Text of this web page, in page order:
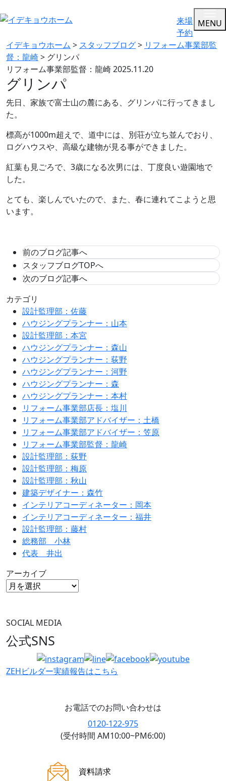
来場
予約
MENU
イデキョウホーム > スタッフブログ> リフォーム事業部監
督：龍崎> グリンパ
リフォーム事業部監督：龍崎2025.11.20
グリンパ
先日、家族で富士山の麓にある、グリンパに行ってきまし
た。
標高が1000m超えで、道中には、別荘が立ち並んでおり、
ログハウスや、高級な建物が見る事ができました。
紅葉も見ごろで、3歳になる次男には、丁度良い遊園地で
した。
とても、楽しんでいたので、また、春に連れてこようと思
います。
前のブログ記事へ
スタッフブログTOPへ
次のブログ記事へ
カテゴリ
設計監理部：佐藤
ハウジングプランナー：山本
設計監理部：本宮
ハウジングプランナー：森山
ハウジングプランナー：荻野
ハウジングプランナー：河野
ハウジングプランナー：森
ハウジングプランナー：本村
リフォーム事業部店長：塩川
リフォーム事業部アドバイザー：土橋
リフォーム事業部アドバイザー：笠原
リフォーム事業部監督：龍崎
設計監理部：荻野
設計監理部：梅原
設計監理部：秋山
建築デザイナー：森竹
インテリアコーディネーター：岡本
インテリアコーディネーター：福井
設計監理部：藤村
総務部 小林
代表 井出
アーカイブ
SOCIAL MEDIA
公式SNS
ZEHビルダー実績報告はこちら
お電話でのお問い合わせは
0120-122-975
(受付時間 AM10:00~PM6:00)
資料請求